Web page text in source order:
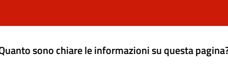
sono chiare le informazioni su questa